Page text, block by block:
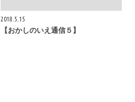
2018.5.15
【おかしのいえ通信５】